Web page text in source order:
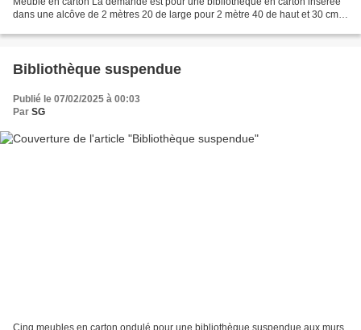
dans une alcôve de 2 mètres 20 de large pour 2 mètre 40 de haut et 30 cm
Bibliothèque suspendue
Publié le 07/02/2025 à 00:03
Par SG
Cinq meubles en carton ondulé pour une bibliothèque suspendue aux murs